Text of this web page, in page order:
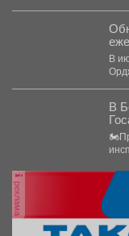
В
В
не
реклама